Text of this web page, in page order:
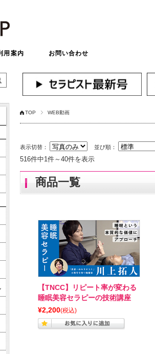
用案内 お問い合わせ
TOP WEB動画
表示切替： 並び順：
516件中1件～40件を表示
商品一覧
【TNCC】リピート率が変わる
睡眠美容セラピーの技術講座
¥2,200(税込)